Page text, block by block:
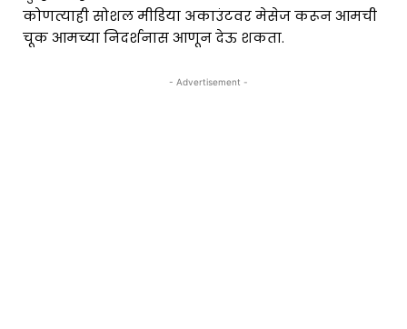
कोणत्याही सोशल मीडिया अकाउंटवर मेसेज करून आमची
चूक आमच्या निदर्शनास आणून देऊ शकता.
- Advertisement -